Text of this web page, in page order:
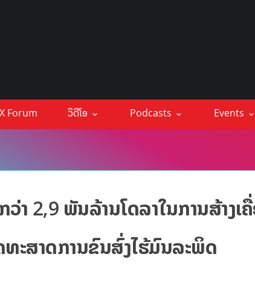
Forum ວິດີໂອ Podcasts Events
2,9 ພັນລ້ານໂດລາໃນການສ້າງເ
ະສາດການຂົນສົ່ງໄຮ້ມົນລະພິດ